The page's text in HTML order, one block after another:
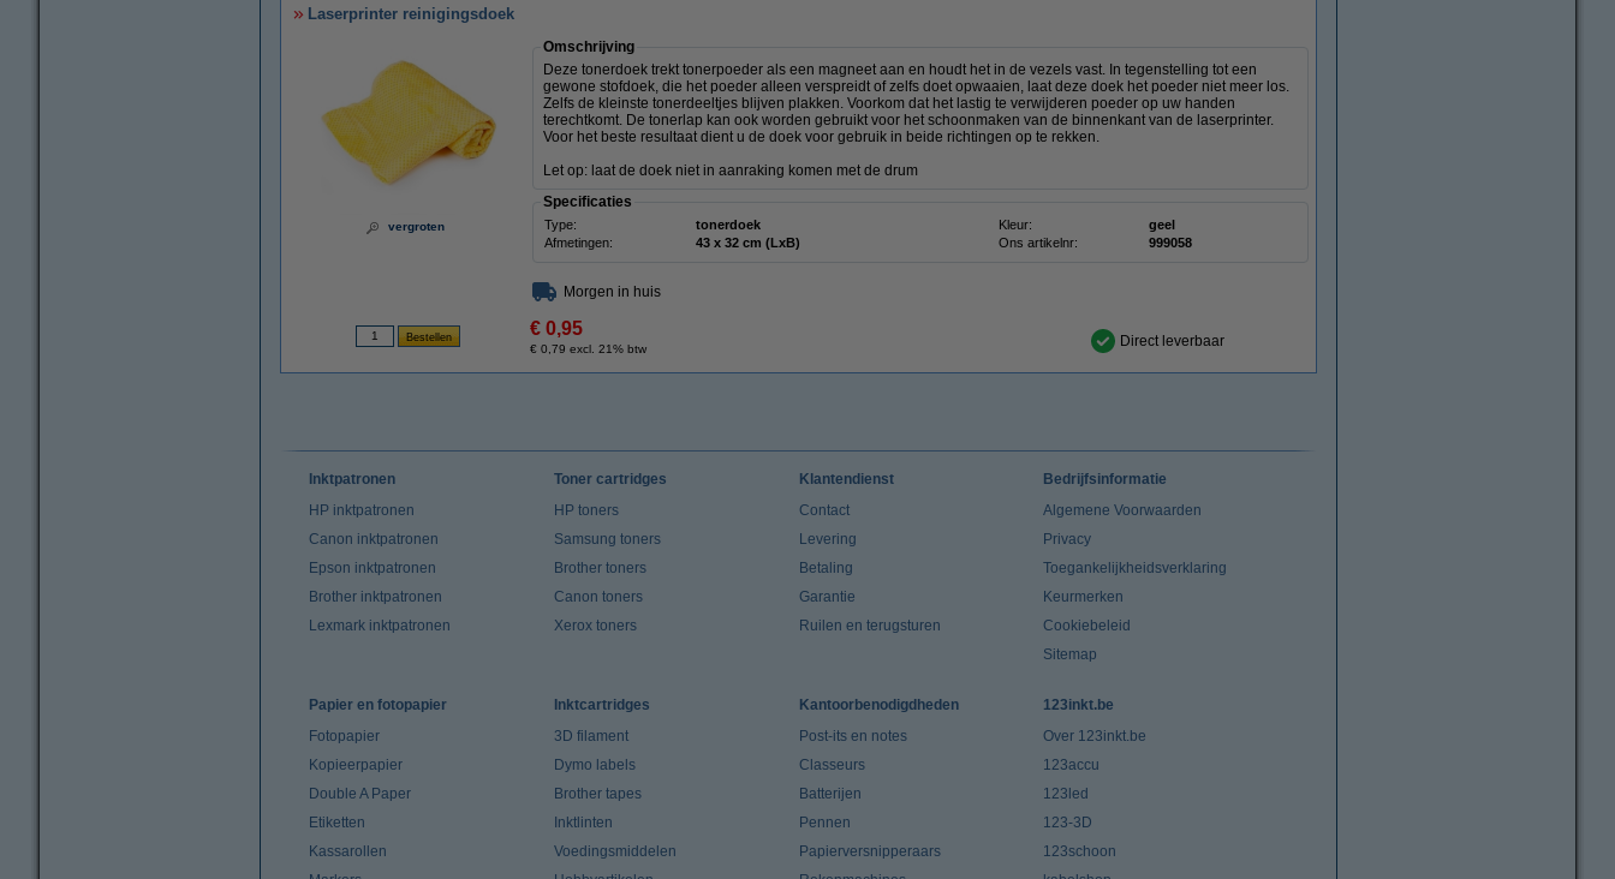
Laserprinter reinigingsdoek
vergroten
Omschrijving
Deze tonerdoek trekt tonerpoeder als een magneet aan en houdt het in de vezels vast. In tegenstelling tot een
gewone stofdoek, die het poeder alleen verspreidt of zelfs doet opwaaien, laat deze doek het poeder niet meer los.
Zelfs de kleinste tonerdeeltjes blijven plakken. Voorkom dat het lastig te verwijderen poeder op uw handen
terechtkomt. De tonerlap kan ook worden gebruikt voor het schoonmaken van de binnenkant van de laserprinter.
Voor het beste resultaat dient u de doek voor gebruik in beide richtingen op te rekken.
Let op: laat de doek niet in aanraking komen met de drum
Specificaties
Type: tonerdoek Kleur:
geel
Afmetingen:
43 x 32 cm (LxB) Ons artikelnr: 999058
Morgen in huis
€ 0,95
€ 0,79 excl. 21% btw Direct leverbaar
Inktpatronen
HP inktpatronen
Canon inktpatronen
Epson inktpatronen
Brother inktpatronen
Lexmark inktpatronen
Toner cartridges
HP toners
Samsung toners
Brother toners
Canon toners
Xerox toners
Klantendienst
Contact
Levering
Betaling
Garantie
Ruilen en terugsturen
Bedrijfsinformatie
Algemene Voorwaarden
Privacy
Toegankelijkheidsverklaring
Keurmerken
Cookiebeleid
Sitemap
Papier en fotopapier
Fotopapier
Kopieerpapier
Double A Paper
Etiketten
Kassarollen
Inktcartridges
3D filament
Dymo labels
Brother tapes
Inktlinten
Voedingsmiddelen
Kantoorbenodigdheden
Post-its en notes
Classeurs
Batterijen
Pennen
Papierversnipperaars
123inkt.be
Over 123inkt.be
123accu
123led
123-3D
123schoon